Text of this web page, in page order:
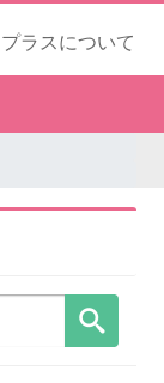
ラスについて